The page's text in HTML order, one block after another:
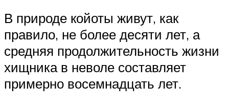
В природе койоты живут, как
правило, не более десяти лет, а
средняя продолжительность жизни
хищника в неволе составляет
примерно восемнадцать лет.